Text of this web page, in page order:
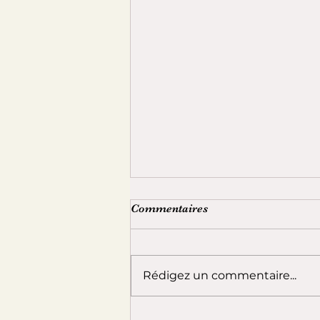
Commentaires
Rédigez un commentaire...